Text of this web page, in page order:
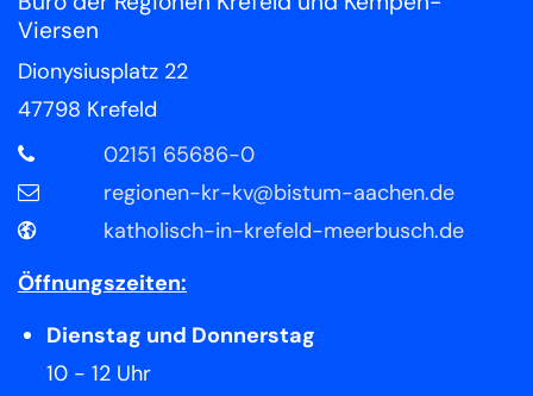
Viersen
Dionysiusplatz 22
47798 Krefeld
02151 65686-0
regionen-kr-kv@bistum-aachen.de
katholisch-in-krefeld-meerbusch.de
Öffnungszeiten:
Dienstag und Donnerstag
10 - 12 Uhr